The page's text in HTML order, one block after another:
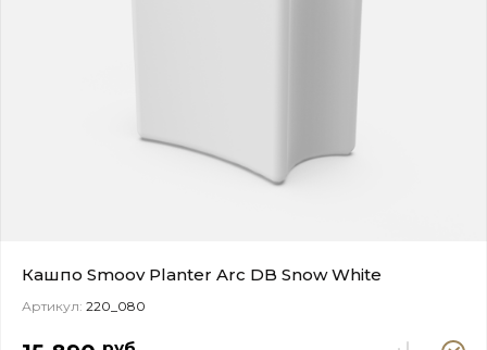
Кашпо Smoov Planter Arc DB Snow White
Артикул: 220_080